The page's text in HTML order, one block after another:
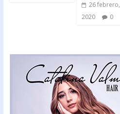
26 febrero,
2020
0